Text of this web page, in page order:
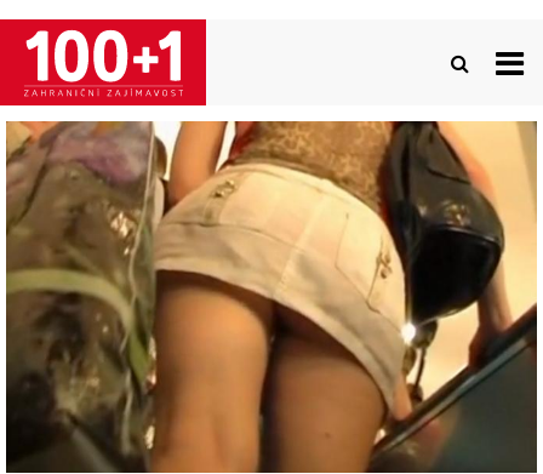
Přejít
hlavnímu
obsahu
Image